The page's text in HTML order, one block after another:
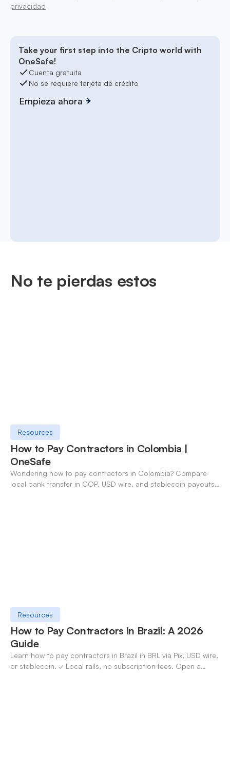
privacidad
Take your first step into the Cripto world with
OneSafe!
Cuenta gratuita
No se requiere tarjeta de crédito
Empieza ahora
No te pierdas estos
Resources
How to Pay Contractors in Colombia |
OneSafe
Wondering how to pay contractors in Colombia? Compare
local bank transfer in COP, USD wire, and stablecoin payouts.
Resources
How to Pay Contractors in Brazil: A 2026
Guide
Learn how to pay contractors in Brazil in BRL via Pix, USD wire,
or stablecoin. ✓ Local rails, no subscription fees. Open a